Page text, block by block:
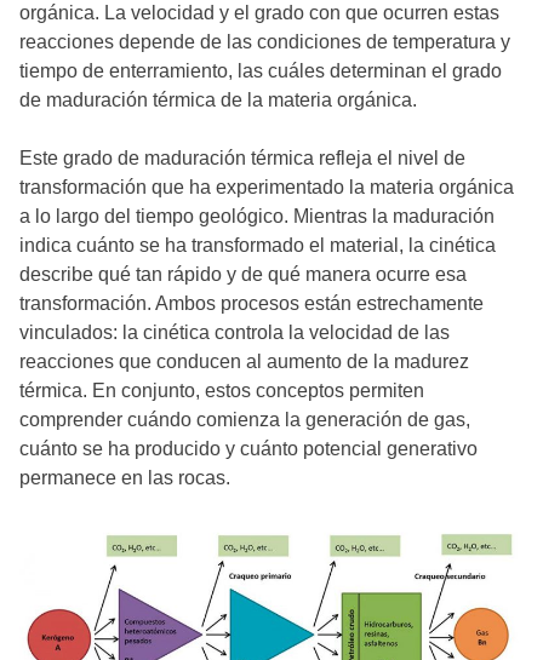
orgánica. La velocidad y el grado con que ocurren estas
reacciones depende de las condiciones de temperatura y
tiempo de enterramiento, las cuáles determinan el grado
de maduración térmica de la materia orgánica.
Este grado de maduración térmica refleja el nivel de
transformación que ha experimentado la materia orgánica
a lo largo del tiempo geológico. Mientras la maduración
indica cuánto se ha transformado el material, la cinética
describe qué tan rápido y de qué manera ocurre esa
transformación. Ambos procesos están estrechamente
vinculados: la cinética controla la velocidad de las
reacciones que conducen al aumento de la madurez
térmica. En conjunto, estos conceptos permiten
comprender cuándo comienza la generación de gas,
cuánto se ha producido y cuánto potencial generativo
permanece en las rocas.